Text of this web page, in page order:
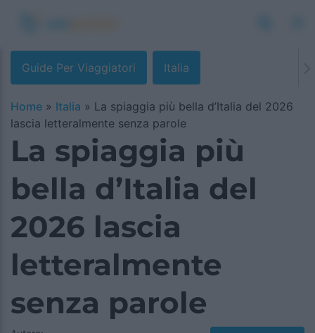
Guide Per Viaggiatori Italia
Home » Italia » La spiaggia più bella d’Italia del 2026
lascia letteralmente senza parole
La spiaggia più
bella d’Italia del
2026 lascia
letteralmente
senza parole